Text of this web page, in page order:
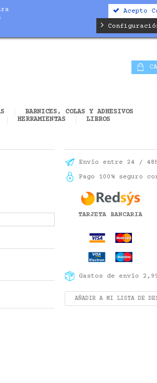
Acepto
BARNICES, COLAS Y ADHESIVOS
HERRAMIENTAS LIBROS
Envío entre 24 /
Pago 100% seguro
TARJETA BANCARIA
Gastos de envío
AÑADIR A MI LISTA DE